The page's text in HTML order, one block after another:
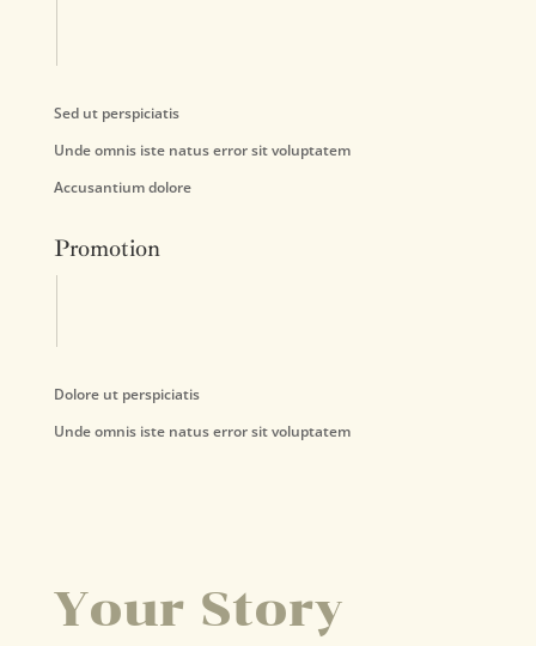
Sed ut perspiciatis
Unde omnis iste natus error sit voluptatem
Accusantium dolore
Promotion
Dolore ut perspiciatis
Unde omnis iste natus error sit voluptatem
Your Story